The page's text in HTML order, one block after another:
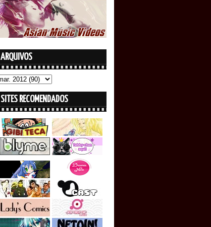
ARQUIVOS
SITES RECOMENDADOS